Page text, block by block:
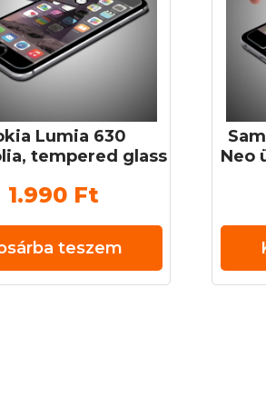
Lumia 630
tempered glass
1.990 Ft
teszem
Neo